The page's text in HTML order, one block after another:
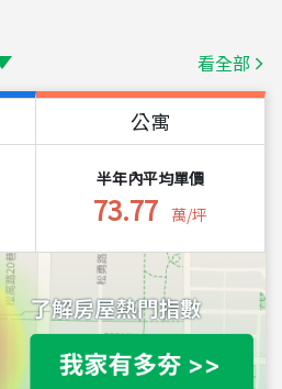
看全部
公寓
半年內平均單價
73.77 萬/坪